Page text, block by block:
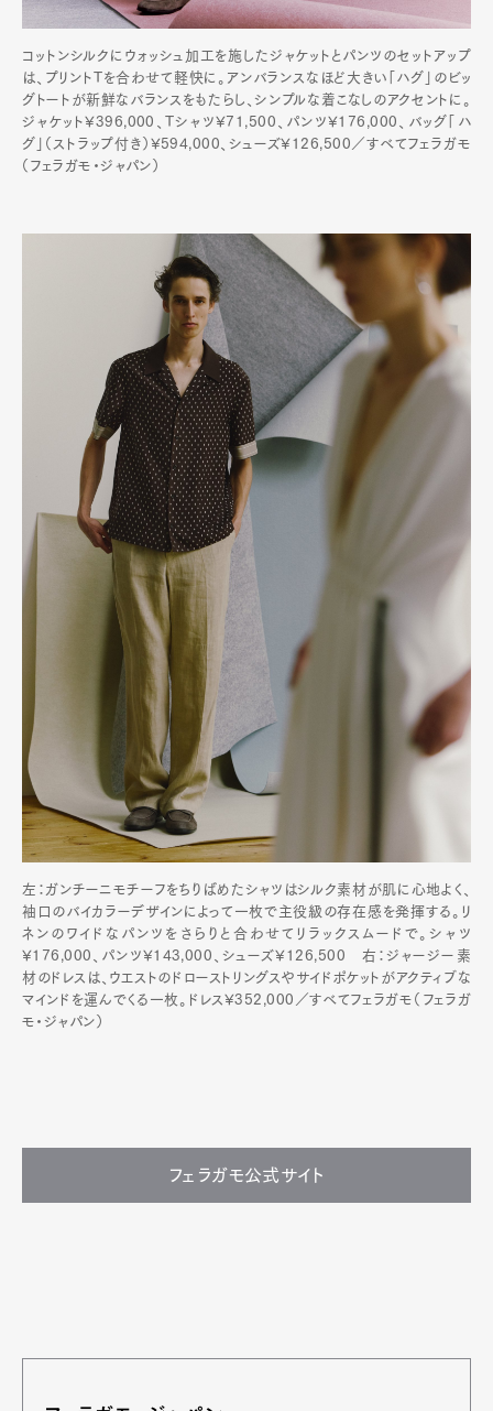
コットンシルクにウォッシュ加工を施したジャケットとパンツのセットアップ
は、プリントTを合わせて軽快に。アンバランスなほど大きい「ハグ」のビッ
グトートが新鮮なバランスをもたらし、シンプルな着こなしのアクセントに。
ジャケット¥396,000、Tシャツ¥71,500、パンツ¥176,000、バッグ「ハ
グ」（ストラップ付き）¥594,000、シューズ¥126,500／すべてフェラガモ
（フェラガモ・ジャパン）
左：ガンチーニモチーフをちりばめたシャツはシルク素材が肌に心地よく、
袖口のバイカラーデザインによって一枚で主役級の存在感を発揮する。リ
ネンのワイドなパンツをさらりと合わせてリラックスムードで。シャツ
¥176,000、パンツ¥143,000、シューズ¥126,500 右：ジャージー素
材のドレスは、ウエストのドローストリングスやサイドポケットがアクティブな
マインドを運んでくる一枚。ドレス¥352,000／すべてフェラガモ（フェラガ
モ・ジャパン）
フェラガモ公式サイト